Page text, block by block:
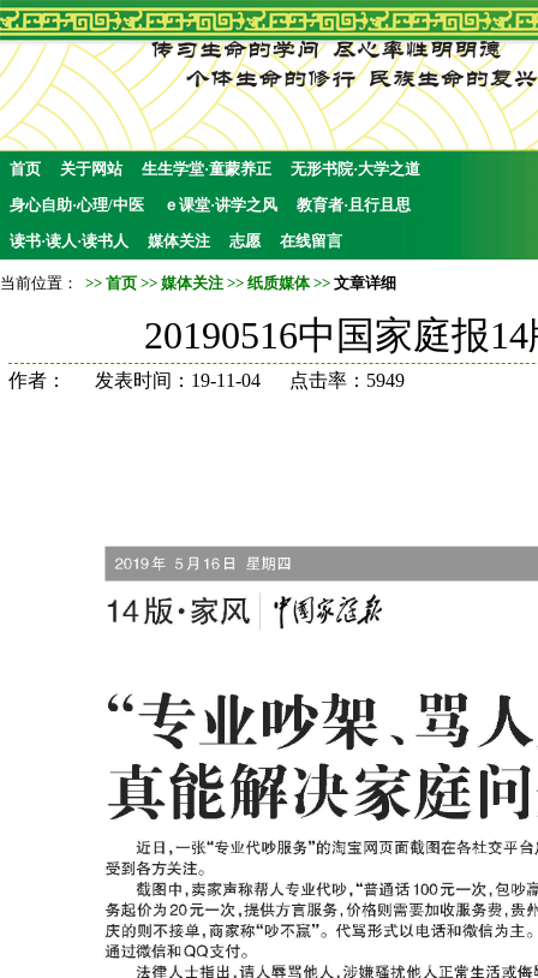
首页 关于网站 生生学堂·童蒙养正
无形书院·大学之道
身心自助·心理/中医
ｅ课堂·讲学之风
教育者·且行且思
读书·读人·读书人
媒体关注 志愿 在线留言
当前位置： >> 首页 >> 媒体关注 >> 纸质媒体>> 文章详细
20190516中国家庭报
作者： 发表时间：19-11-04 点击率：5949